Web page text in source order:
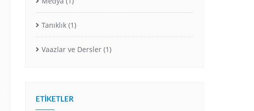
Tanıklık (1)
Vaazlar ve Dersler (1)
ETIKETLER